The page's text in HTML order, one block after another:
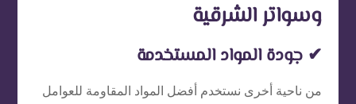
وسواتر الشرقية
✔ جودة المواد المستخدمة
من ناحية أخرى نستخدم أفضل المواد المقاومة للعوامل